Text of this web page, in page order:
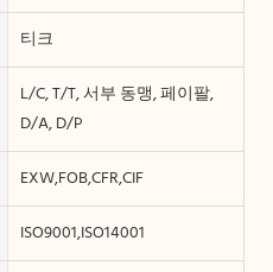
티크
L/C, T/T, 서부 동맹, 페이팔,
D/A, D/P
EXW,FOB,CFR,CIF
ISO9001,ISO14001